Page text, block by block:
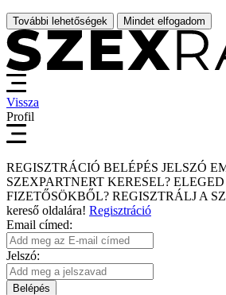
További lehetőségek Mindet elfogadom
Vissza
Profil
REGISZTRÁCIÓ BELÉPÉS JELSZÓ
SZEXPARTNERT KERESEL?
FIZETŐSÖKBŐL? REGISZTRÁLJ A
kereső oldalára! Regisztráció
Email címed:
Jelszó:
Belépés